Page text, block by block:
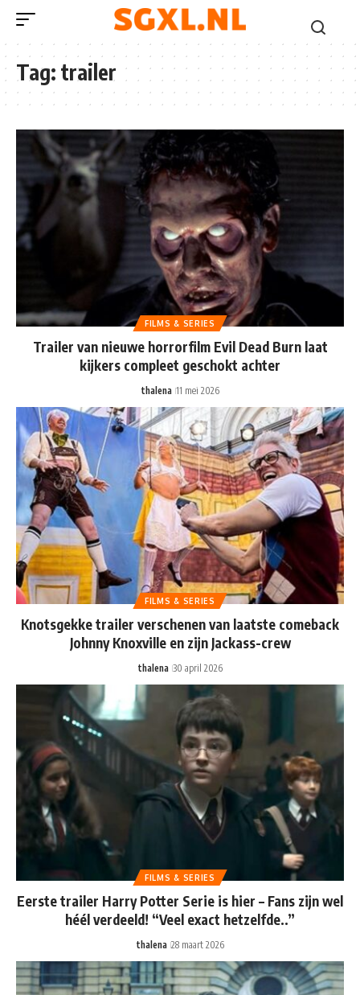
Tag: trailer
FILMS & SERIES
Trailer van nieuwe horrorfilm Evil Dead Burn laat
kijkers compleet geschokt achter
thalena 11 mei 2026
FILMS & SERIES
Knotsgekke trailer verschenen van laatste comeback
Johnny Knoxville en zijn Jackass-crew
thalena 30 april 2026
FILMS & SERIES
Eerste trailer Harry Potter Serie is hier – Fans zijn wel
héél verdeeld! “Veel exact hetzelfde..”
thalena 28 maart 2026